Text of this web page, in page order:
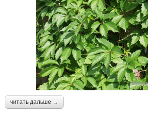
читать дальше →